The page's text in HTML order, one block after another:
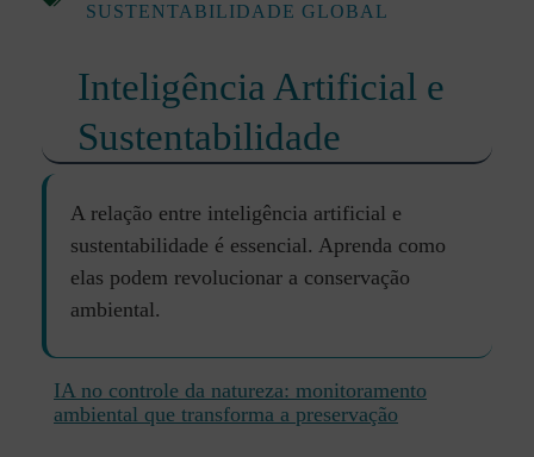
SUSTENTABILIDADE GLOBAL
Inteligência Artificial e
Sustentabilidade
A relação entre inteligência artificial e
sustentabilidade é essencial. Aprenda como
elas podem revolucionar a conservação
ambiental.
IA no controle da natureza: monitoramento
ambiental que transforma a preservação